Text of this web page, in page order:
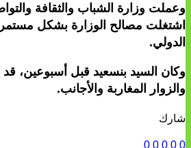
وعملت وزارة الشباب والثقافة
اشتغلت مصالح الوزارة بشكل مستمر
الدولي.
وكان السيد بنسعيد قبل أسبوعين، قد
والزوار المغاربة والأجانب.
شارك
0
0
0
0
0